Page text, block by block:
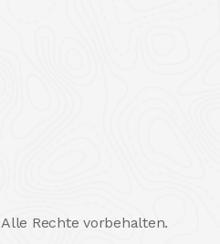
Alle Rechte vorbehalten.